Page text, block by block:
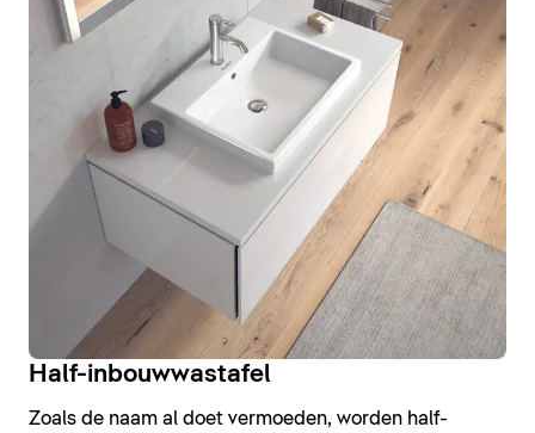
Half-inbouwwastafel
Zoals de naam al doet vermoeden, worden half-